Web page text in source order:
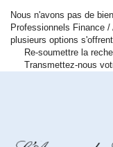
Nous n'avons pas de
Professionnels Finance /
plusieurs options
Re-soumettre la
Transmettez-nous